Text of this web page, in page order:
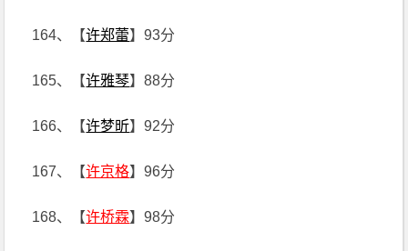
164、【许郑蕾】93分
165、【许雅琴】88分
166、【许梦昕】92分
167、【许京格】96分
168、【许桥霖】98分